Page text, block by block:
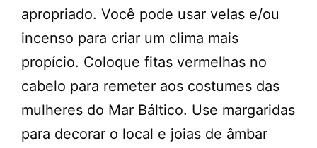
apropriado. Você pode usar velas e/ou
incenso para criar um clima mais
propício. Coloque fitas vermelhas no
cabelo para remeter aos costumes das
mulheres do Mar Báltico. Use margaridas
para decorar o local e joias de âmbar